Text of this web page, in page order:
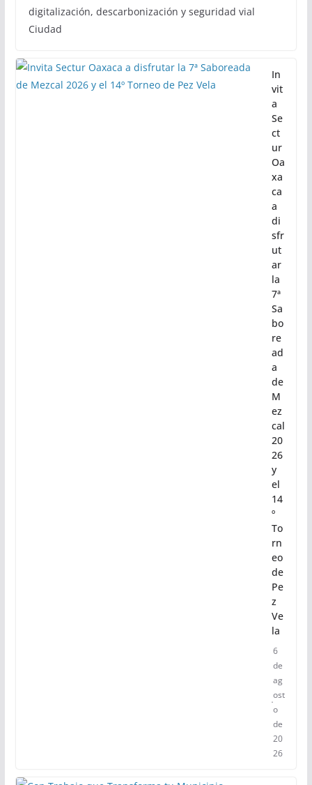
digitalización, descarbonización y seguridad vial
Ciudad
In
vit
a
Se
ct
ur
Oa
xa
ca
a
di
sfr
ut
ar
la
7ª
Sa
bo
re
ad
a
de
M
ez
cal
20
26
y
el
14
º
To
rn
eo
de
Pe
z
Ve
la
6
de
ag
ost
o
de
20
26